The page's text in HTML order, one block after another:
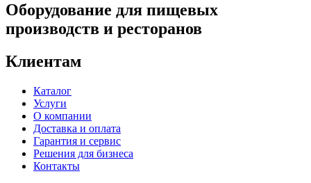
Оборудование для пищевых
производств и ресторанов
Клиентам
Каталог
Услуги
О компании
Доставка и оплата
Гарантия и сервис
Решения для бизнеса
Контакты